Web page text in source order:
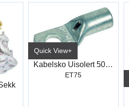
Quick View+
Kabelsko Uisolert 50X8mm (10)
ET75